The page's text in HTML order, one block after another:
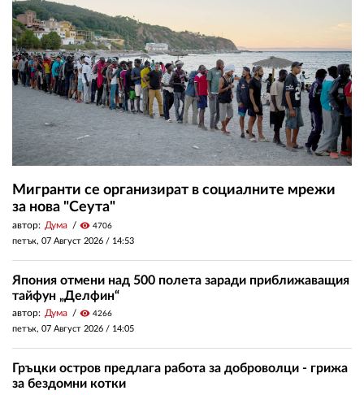
Мигранти се организират в социалните мрежи
за нова "Сеута"
автор: Дума visibility 4706
петък, 07 Август 2026 / 14:53
Япония отмени над 500 полета заради приближаващия
тайфун „Делфин“
автор: Дума visibility 4266
петък, 07 Август 2026 / 14:05
Гръцки остров предлага работа за доброволци - грижа
за бездомни котки